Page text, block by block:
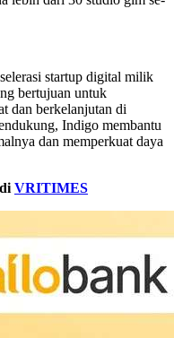
startup digital milik
bertujuan untuk
dan berkelanjutan di
Indigo membantu
dan memperkuat daya
VRITIMES